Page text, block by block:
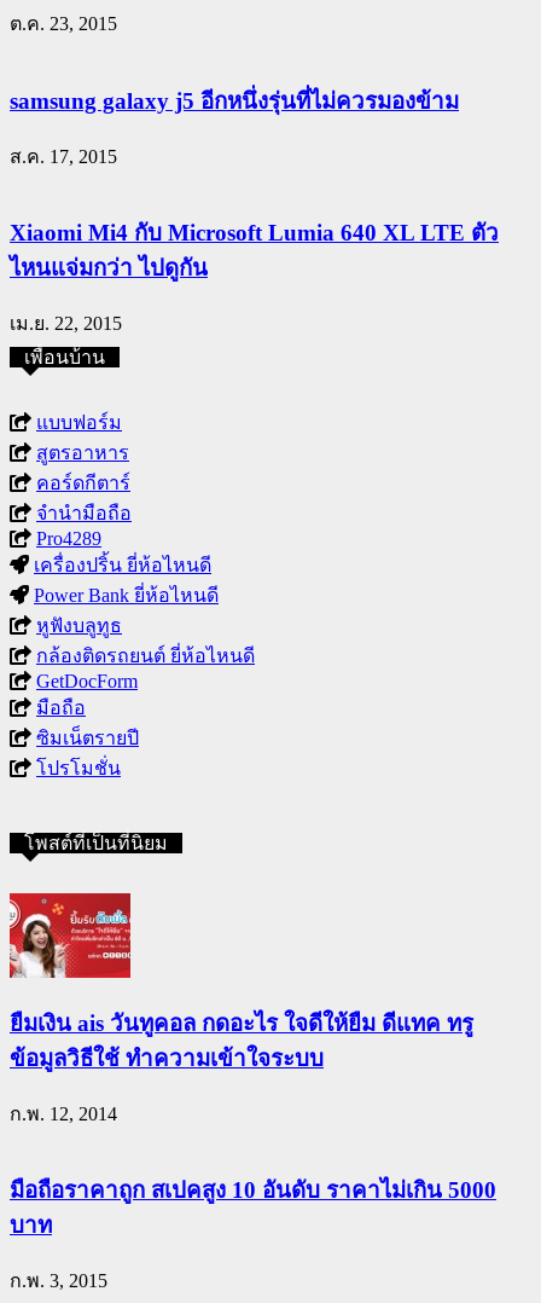
ต.ค. 23, 2015
samsung galaxy j5 อีกหนึ่งรุ่นที่ไม่ควรมองข้าม
ส.ค. 17, 2015
Xiaomi Mi4 กับ Microsoft Lumia 640 XL LTE ตัว
ไหนแจ่มกว่า ไปดูกัน
เม.ย. 22, 2015
เพื่อนบ้าน
แบบฟอร์ม
สูตรอาหาร
คอร์ดกีตาร์
จำนำมือถือ
Pro4289
เครื่องปริ้น ยี่ห้อไหนดี
Power Bank ยี่ห้อไหนดี
หูฟังบลูทูธ
กล้องติดรถยนต์ ยี่ห้อไหนดี
GetDocForm
มือถือ
ซิมเน็ตรายปี
โปรโมชั่น
โพสต์ที่เป็นที่นิยม
ยืมเงิน ais วันทูคอล กดอะไร ใจดีให้ยืม ดีแทค ทรู
ข้อมูลวิธีใช้ ทำความเข้าใจระบบ
ก.พ. 12, 2014
มือถือราคาถูก สเปคสูง 10 อันดับ ราคาไม่เกิน 5000
บาท
ก.พ. 3, 2015